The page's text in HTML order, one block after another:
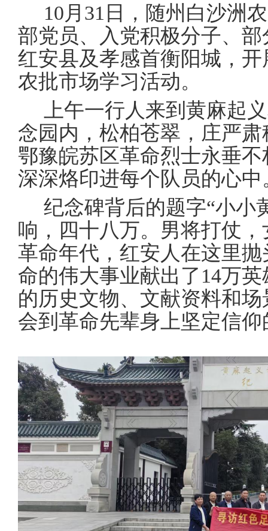
10月 31 日， 随州白沙洲
部党员、入党积极分子、
红安县及孝感首衡阳城， 开
农批市场学习活动。
上午一行人来到黄麻起
念园内，松柏苍翠，庄严肃
鄂豫皖苏区革命烈士永垂不
深深烙印进每个队 员的心中
纪念碑背后的题字“小小
响，四十八万。男将打仗，
革命年代，红安人在这里抛
命的伟大事业献出了 14万
的历史文物、文献资料和
会到革命先辈身上坚定信